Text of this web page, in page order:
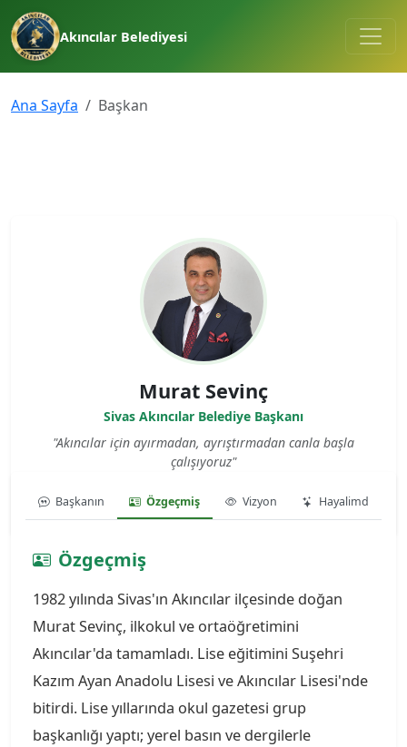
Akıncılar Belediyesi
Ana Sayfa Başkan
Murat Sevinç
Sivas Akıncılar Belediye Başkanı
"Akıncılar için ayırmadan, ayrıştırmadan canla başla
çalışıyoruz"
Galeri
Başkanın Özgeçmiş Vizyon Hayalimd
Özgeçmiş
1982 yılında Sivas'ın Akıncılar ilçesinde doğan
Murat Sevinç, ilkokul ve ortaöğretimini
Akıncılar'da tamamladı. Lise eğitimini Suşehri
Kazım Ayan Anadolu Lisesi ve Akıncılar Lisesi'nde
bitirdi. Lise yıllarında okul gazetesi grup
başkanlığı yaptı; yerel basın ve dergilerle